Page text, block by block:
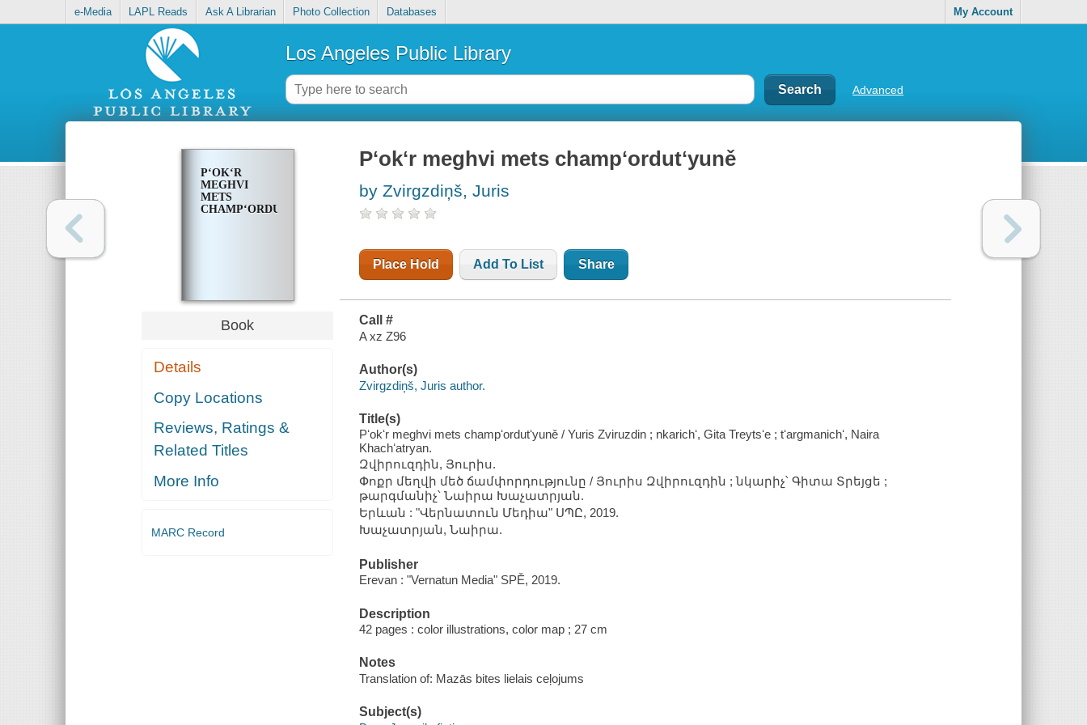
e-Media LAPL Reads Ask A Librarian Photo Collection Databases My Account
Los Angeles Public Library
Advanced
PʻOKʻR
MEGHVI
METS
CHAMPʻORDUTʻYUNĚ
Book
Details
Copy Locations
Reviews, Ratings &
Related Titles
More Info
MARC Record
Pʻokʻr meghvi mets champʻordutʻyuně
by Zvirgzdin̦š, Juris
Place Hold Add To List Share
Call #
A xz Z96
Author(s)
Zvirgzdin̦š, Juris author.
Title(s)
Pʻokʻr meghvi mets champʻordutʻyuně / Yuris Zviruzdin ; nkarichʻ, Gita Treytsʻe ; tʻargmanichʻ, Naira
Khachʻatryan.
Զվիրուզդին, Յուրիս.
Փոքր մեղվի մեծ ճամփորդությունը / Յուրիս Զվիրուզդին ; նկարիչ՝ Գիտա Տրեյցե ;
թարգմանիչ՝ Նաիրա Խաչատրյան.
Երևան : "Վերնատուն Մեդիա" ՍՊԸ, 2019.
Խաչատրյան, Նաիրա.
Publisher
Erevan : "Vernatun Media" SPĚ, 2019.
Description
42 pages : color illustrations, color map ; 27 cm
Notes
Translation of: Mazās bites lielais ceļojums
Subject(s)